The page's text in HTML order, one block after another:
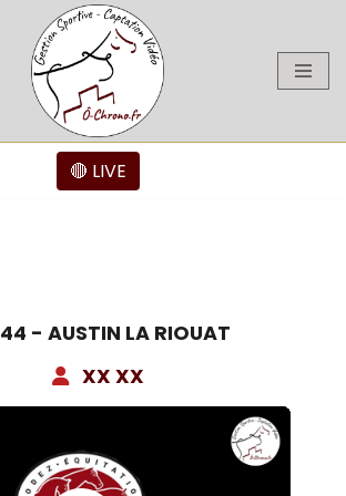
🔴 LIVE
44 - AUSTIN LA RIOUAT
XX XX